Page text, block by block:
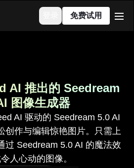
免费试用
AI 推出的 Seedream
图像生成器
AI 驱动的 Seedream 5.0 AI
创作与编辑惊艳图片。只需上
过 Seedream 5.0 AI 的魔法效
人心动的图像。